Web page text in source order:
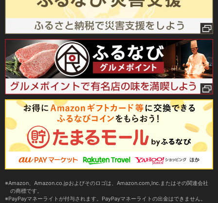
Amazon、Amazon.co.jpおよびそのロゴは、Amazon.com,Inc.またはその関連会社
の商標です。
PayPayマネーライトが付与されます。PayPayマネーライトの出金はできません。